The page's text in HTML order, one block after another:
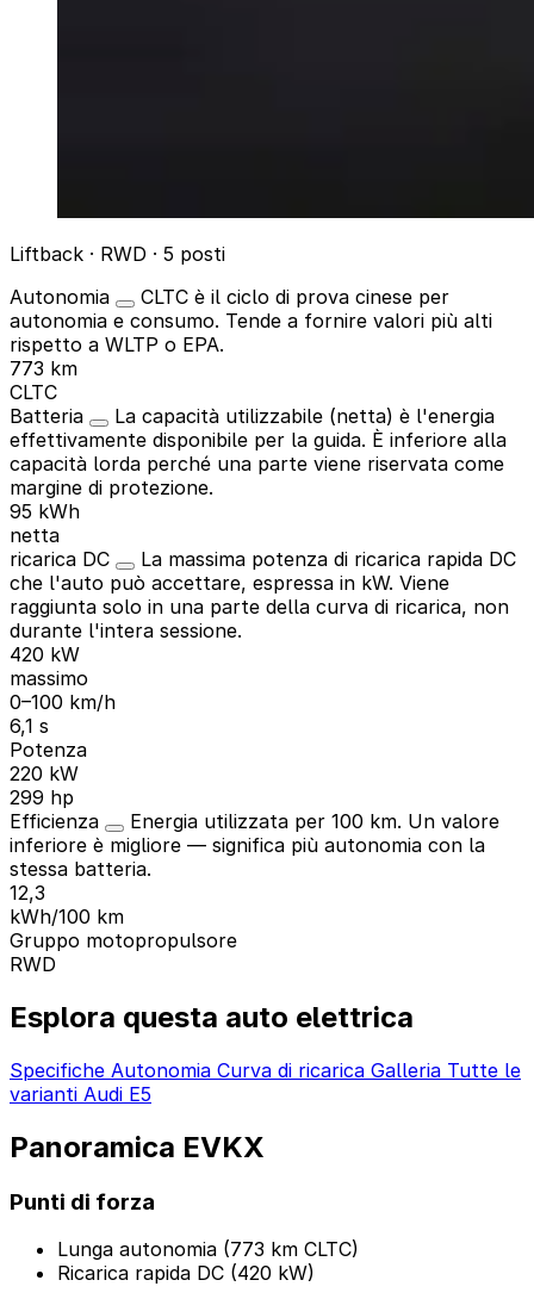
Liftback · RWD · 5 posti
Autonomia
CLTC è il ciclo di prova cinese per
autonomia e consumo. Tende a fornire valori più alti
rispetto a WLTP o EPA.
773 km
CLTC
Batteria
La capacità utilizzabile (netta) è l'energia
effettivamente disponibile per la guida. È inferiore alla
capacità lorda perché una parte viene riservata come
margine di protezione.
95 kWh
netta
ricarica DC
La massima potenza di ricarica rapida DC
che l'auto può accettare, espressa in kW. Viene
raggiunta solo in una parte della curva di ricarica, non
durante l'intera sessione.
420 kW
massimo
0–100 km/h
6,1 s
Potenza
220 kW
299 hp
Efficienza
Energia utilizzata per 100 km. Un valore
inferiore è migliore — significa più autonomia con la
stessa batteria.
12,3
kWh/100 km
Gruppo motopropulsore
RWD
Esplora questa auto elettrica
Specifiche Autonomia Curva di ricarica Galleria Tutte le
varianti Audi E5
Panoramica EVKX
Punti di forza
Lunga autonomia (773 km CLTC)
Ricarica rapida DC (420 kW)